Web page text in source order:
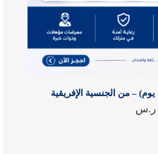
ر.س